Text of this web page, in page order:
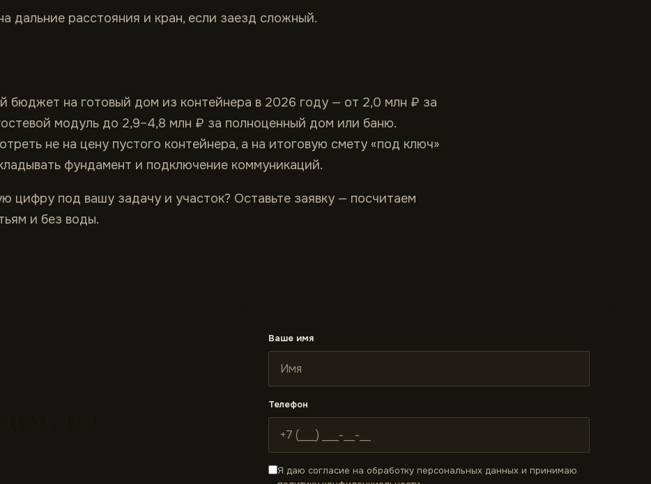
дальние расстояния и кран, если заезд сложный.
бюджет на готовый дом из контейнера в 2026 году — от 2,0 млн ₽ за
модуль до 2,9–4,8 млн ₽ за полноценный дом или баню.
не на цену пустого контейнера, а на итоговую смету «под ключ»
фундамент и подключение коммуникаций.
цифру под вашу задачу и участок? Оставьте заявку — посчитаем
и без воды.
Ваше имя
Телефон
Я даю согласие на обработку персональных данных и принимаю